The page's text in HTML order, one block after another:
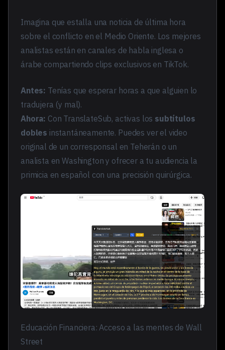
Imagina que estalla una noticia de última hora
sobre el conflicto en el Medio Oriente. Los mejores
analistas están en canales de habla inglesa o
árabe compartiendo clips exclusivos en TikTok.
Antes: Tenías que esperar horas a que alguien lo
tradujera (y mal).
Ahora: Con TranslateSub, activas los subtítulos
dobles instantáneamente. Puedes ver el video
original de un corresponsal en Teherán o un
analista en Washington y ofrecer a tu audiencia la
primicia en español con una precisión quirúrgica.
Educación Financiera: Acceso a las mentes de Wall
Street